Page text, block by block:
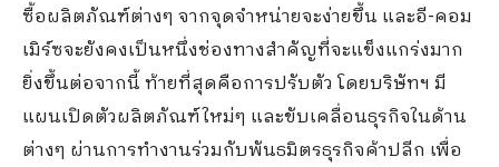
ซื้อผลิตภัณฑ์ต่างๆ จากจุดจำหน่ายจะง่ายขึ้น และอี-คอม
เมิร์ซจะยังคงเป็นหนึ่งช่องทางสำคัญที่จะแข็งแกร่งมาก
ยิ่งขึ้นต่อจากนี้ ท้ายที่สุดคือการปรับตัว โดยบริษัทฯ มี
แผนเปิดตัวผลิตภัณฑ์ใหม่ๆ และขับเคลื่อนธุรกิจในด้าน
ต่างๆ ผ่านการทำงานร่วมกับพันธมิตรธุรกิจค้าปลีก เพื่อ